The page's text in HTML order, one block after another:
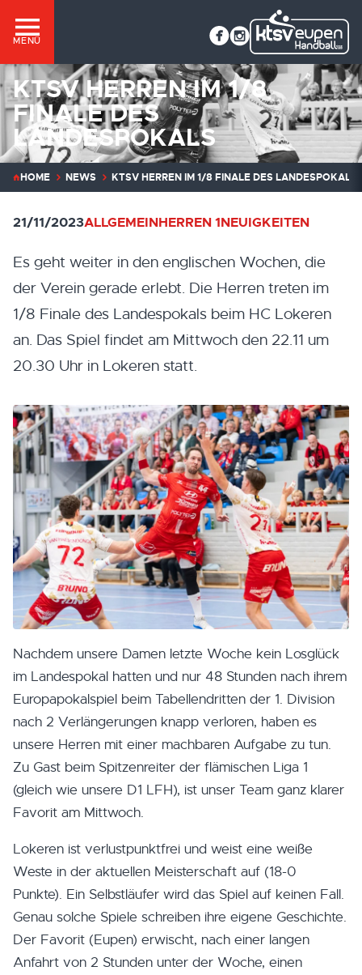
MENÜ
KTSV HERREN IM 1/8
FINALE DES
LANDESPOKALS
HOME NEWS KTSV HERREN IM 1/8 FINALE DES LANDESPOKALS
21/11/2023ALLGEMEINHERREN 1NEUIGKEITEN
Es geht weiter in den englischen Wochen, die
der Verein gerade erlebt. Die Herren treten im
1/8 Finale des Landespokals beim HC Lokeren
an. Das Spiel findet am Mittwoch den 22.11 um
20.30 Uhr in Lokeren statt.
Nachdem unsere Damen letzte Woche kein Losglück
im Landespokal hatten und nur 48 Stunden nach ihrem
Europapokalspiel beim Tabellendritten der 1. Division
nach 2 Verlängerungen knapp verloren, haben es
unsere Herren mit einer machbaren Aufgabe zu tun.
Zu Gast beim Spitzenreiter der flämischen Liga 1
(gleich wie unsere D1 LFH), ist unser Team ganz klarer
Favorit am Mittwoch.
Lokeren ist verlustpunktfrei und weist eine weiße
Weste in der aktuellen Meisterschaft auf (18-0
Punkte). Ein Selbstläufer wird das Spiel auf keinen Fall.
Genau solche Spiele schreiben ihre eigene Geschichte.
Der Favorit (Eupen) erwischt, nach einer langen
Anfahrt von 2 Stunden unter der Woche, einen